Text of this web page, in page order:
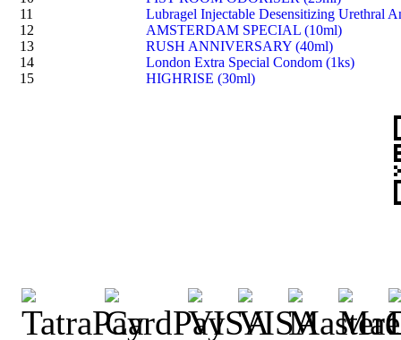
11
Lubragel Injectable Desensitizing Urethral
12
AMSTERDAM SPECIAL (10ml)
13
RUSH ANNIVERSARY (40ml)
14
London Extra Special Condom (1ks)
15
HIGHRISE (30ml)